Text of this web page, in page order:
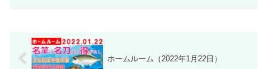
ホームルーム（2022年1月22日）